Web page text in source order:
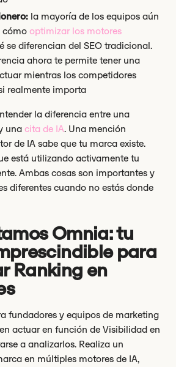
la mayoría de los equipos aún
cómooptimizar los motores
se diferencian del SEO tradicional.
ahora te permite tener una
mientras los competidores
realmente importa
la diferencia entre una
unacita de IA. Una mención
de IA sabe que tu marca existe.
está utilizando activamente tu
Ambas cosas son importantes y
diferentes cuando no estás donde
Omnia: tu
para
Ranking en
fundadores y equipos de marketing
actuar en función de Visibilidad en
a analizarlos. Realiza un
en múltiples motores de IA,